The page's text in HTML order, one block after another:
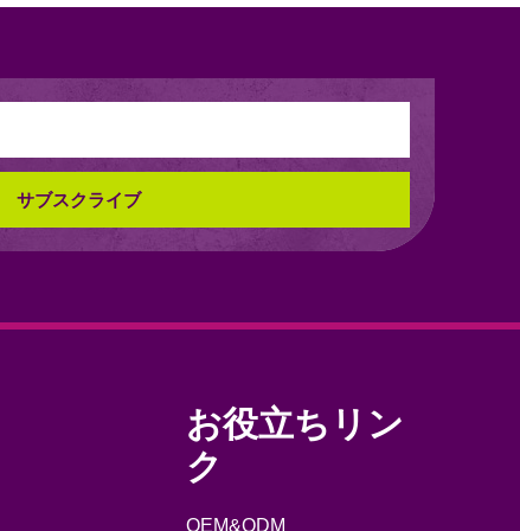
サブスクライブ
お役立ちリン
ク
OEM&ODM